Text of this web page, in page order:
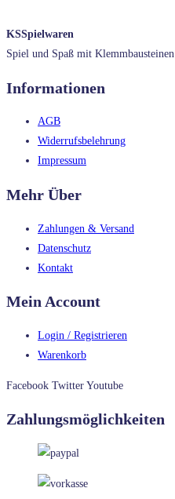
KSSpielwaren
Spiel und Spaß mit Klemmbausteinen
Informationen
AGB
Widerrufsbelehrung
Impressum
Mehr Über
Zahlungen & Versand
Datenschutz
Kontakt
Mein Account
Login / Registrieren
Warenkorb
Facebook Twitter Youtube
Zahlungsmöglichkeiten